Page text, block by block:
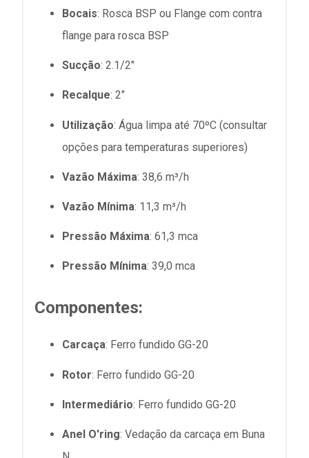
Bocais: Rosca BSP ou Flange com contra
flange para rosca BSP
Sucção: 2.1/2"
Recalque: 2"
Utilização: Água limpa até 70ºC (consultar
opções para temperaturas superiores)
Vazão Máxima: 38,6 m³/h
Vazão Mínima: 11,3 m³/h
Pressão Máxima: 61,3 mca
Pressão Mínima: 39,0 mca
Componentes:
Carcaça: Ferro fundido GG-20
Rotor: Ferro fundido GG-20
Intermediário: Ferro fundido GG-20
Anel O'ring: Vedação da carcaça em Buna